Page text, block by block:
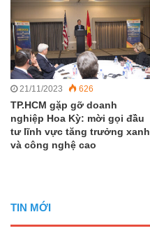
21/11/2023 626
TP.HCM gặp gỡ doanh
nghiệp Hoa Kỳ: mời gọi đầu
tư lĩnh vực tăng trưởng xanh
và công nghệ cao
TIN MỚI